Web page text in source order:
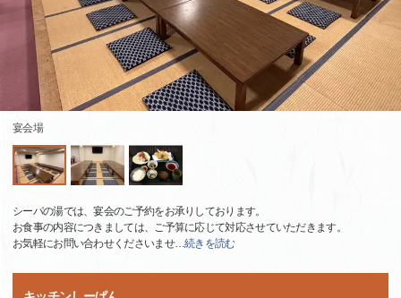
宴会場
シーパの湯では、宴会のご予約をお承りしております。
お食事の内容につきましては、ご予算に応じて対応させていただきます。
お気軽にお問い合わせくださいませ…続きを読む